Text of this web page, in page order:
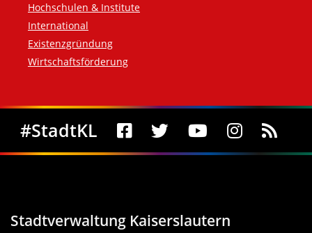
Hochschulen & Institute
International
Existenzgründung
Wirtschaftsförderung
Social Media
#StadtKL
Stadtverwaltung Kaiserslautern